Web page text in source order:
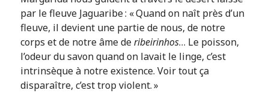
par le fleuve Jaguaribe : « Quand on naît près d’un
fleuve, il devient une partie de nous, de notre
corps et de notre âme deribeirinhos… Le poisson,
l’odeur du savon quand on lavait le linge, c’est
intrinsèque à notre existence. Voir tout ça
disparaître, c’est trop violent. »